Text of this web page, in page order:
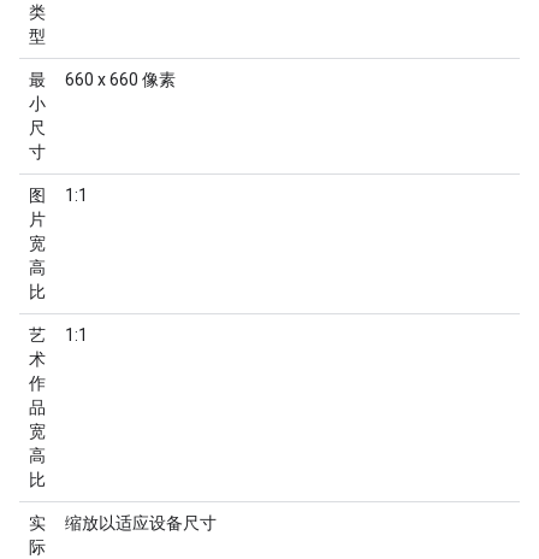
类
型
最
小
尺
寸
660 x 660 像素
图
片
宽
高
比
1:1
艺
术
作
品
宽
高
比
1:1
实
际
缩放以适应设备尺寸